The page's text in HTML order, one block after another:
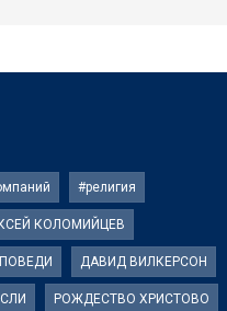
#религия
КОЛОМИЙЦЕВ
ДАВИД ВИЛКЕРСОН
РОЖДЕСТВО ХРИСТОВО